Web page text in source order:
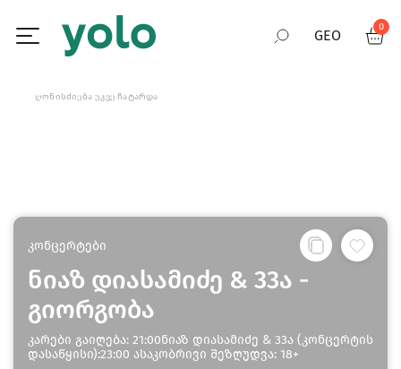
GEO
0
ᲦᲝᲜᲘᲡᲫᲘᲔᲑᲐ ᲣᲙᲕᲔ ᲩᲐᲢᲐᲠᲓᲐ
კონცერტები
ნიაზ დიასამიძე & 33ა -
გიორგობა
კარები გაიღება: 21:00ნიაზ დიასამიძე & 33ა (კონცერტის
დასაწყისი):23:00 ასაკობრივი შეზღუდვა: 18+